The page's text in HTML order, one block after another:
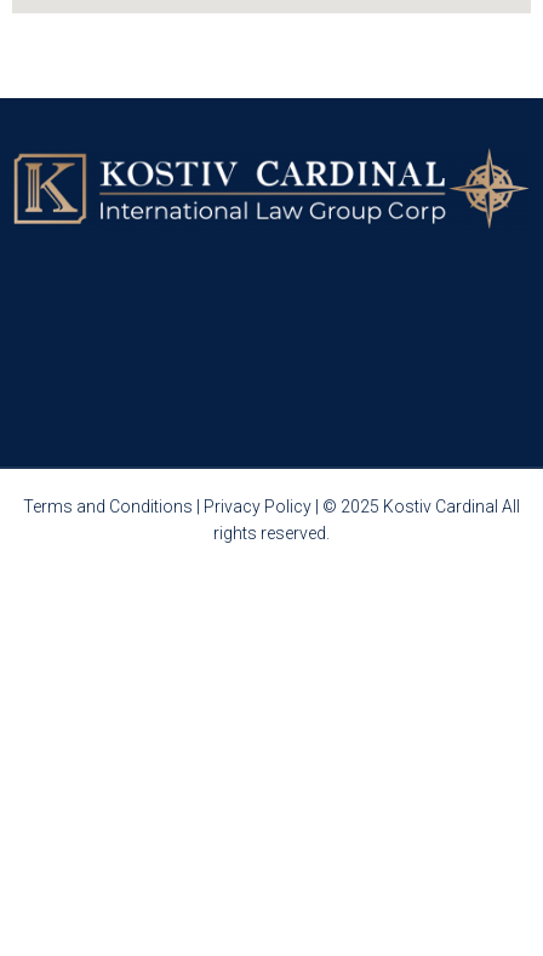
Terms and Conditions Privacy Policy
| © 2025 Kostiv Cardinal All
rights reserved.